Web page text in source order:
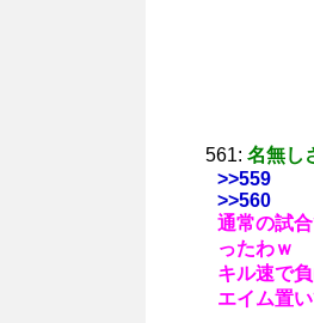
561: 名無し
>>559
>>560
通常の試
ったわｗ
キル速で
エイム置